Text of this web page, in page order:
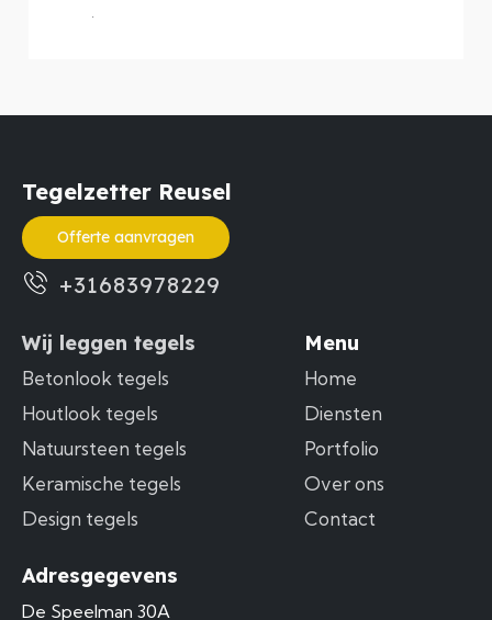
.
Tegelzetter Reusel
Offerte aanvragen
+31683978229
Wij leggen tegels
Betonlook tegels
Houtlook tegels
Natuursteen tegels
Keramische tegels
Design tegels
Menu
Home
Diensten
Portfolio
Over ons
Contact
Adresgegevens
De Speelman 30A